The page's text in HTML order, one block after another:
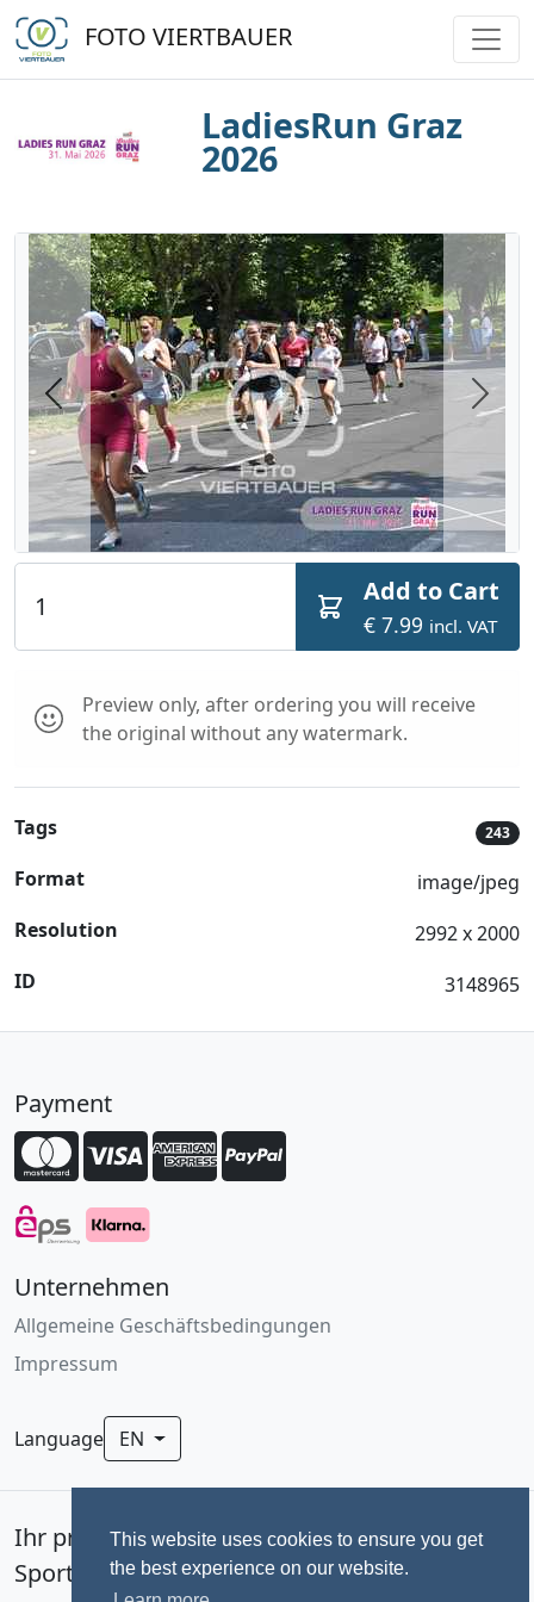
This website uses cookies to ensure you get
the best experience on our website.
FOTO VIERTBAUER
LadiesRun Graz
2026
Previous Next
Add to Cart
€ 7.99 incl. VAT
Preview only, after ordering you will receive
the original without any watermark.
Tags 243
Format
image/jpeg
Resolution
2992 x 2000
ID
3148965
Payment
Unternehmen
Allgemeine Geschäftsbedingungen
Impressum
Language EN
Ihr professionelles Fotoservice für
Sportevents seit 1992.